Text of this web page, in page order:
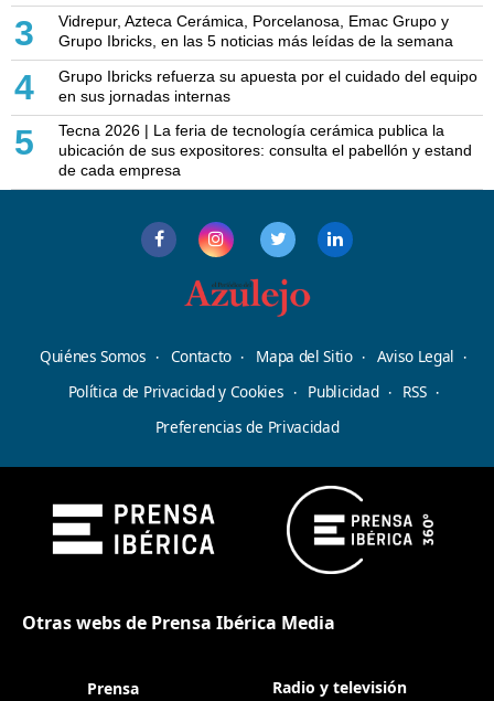
3
Vidrepur, Azteca Cerámica, Porcelanosa, Emac Grupo y
Grupo Ibricks, en las 5 noticias más leídas de la semana
4
Grupo Ibricks refuerza su apuesta por el cuidado del equipo
en sus jornadas internas
5
Tecna 2026 | La feria de tecnología cerámica publica la
ubicación de sus expositores: consulta el pabellón y estand
de cada empresa
Quiénes Somos Contacto Mapa del Sitio
Aviso Legal
Política de Privacidad y Cookies
Publicidad
RSS
Preferencias de Privacidad
Otras webs de Prensa Ibérica Media
Prensa Radio y televisión